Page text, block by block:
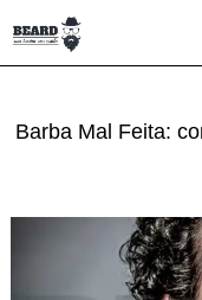
Barba Mal Feita: